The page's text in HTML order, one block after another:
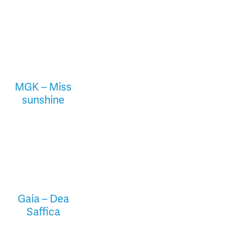
MGK – Miss
sunshine
Gaia – Dea
Saffica